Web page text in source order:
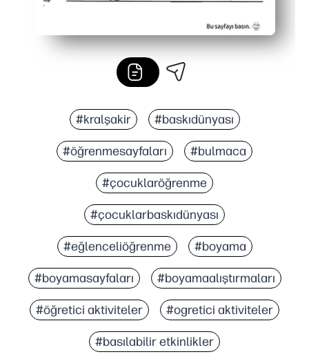
#kralşakir #baskıdünyası
#öğrenmesayfaları #bulmaca
#çocuklaröğrenme
#çocuklarbaskıdünyası
#eğlenceliöğrenme #boyama
#boyamasayfaları #boyamaalıştırmaları
#öğretici aktiviteler #ogretici aktiviteler
#basılabilir etkinlikler